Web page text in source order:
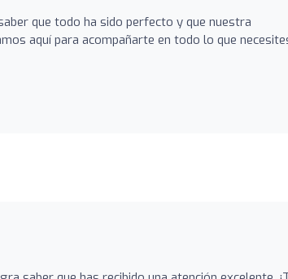
que todo ha sido perfecto y que nuestra
aquí para acompañarte en todo lo que